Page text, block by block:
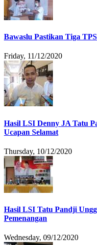
Bawaslu Pastikan Tiga
Friday, 11/12/2020
Hasil LSI Denny JA Tatu
Ucapan Selamat
Thursday, 10/12/2020
Hasil LSI Tatu Pandji
Pemenangan
Wednesday, 09/12/2020